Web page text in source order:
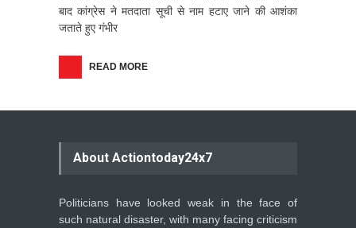
बाद कांग्रेस ने मतदाता सूची से नाम हटाए जाने की आशंका
जताते हुए गंभीर
READ MORE
About Actiontoday24x7
Politicians have looked weak in the face of
such natural disaster, with many facing criticism